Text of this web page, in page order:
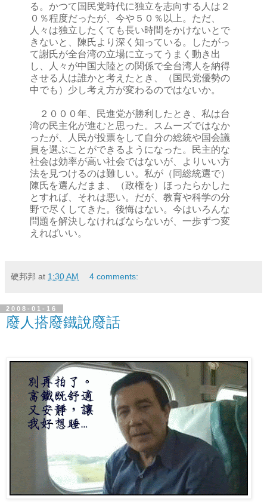
る。かつて国民党時代に独立を志向する人は２
０％程度だったが、今や５０％以上。ただ、
人々は独立したくても長い時間をかけないとで
きないと、陳氏より深く知っている。したがっ
て謝氏が全台湾の立場に立ってうまく動き出
し、人々が中国大陸との関係で全台湾人を納得
させる人は誰かと考えたとき、（国民党優勢の
中でも）少し考え方が変わるのではないか。
２０００年、民進党が勝利したとき、私は台
湾の民主化が進むと思った。スムーズではなか
ったが、人民が投票をして自分の総統や国会議
員を選ぶことができるようになった。民主的な
社会は効率が高い社会ではないが、よりいい方
法を見つけるのは難しい。私が（同総統選で）
陳氏を選んだまま、（政権を）ほったらかした
とすれば、それは悪い。だが、教育や科学の分
野で尽くしてきた。後悔はない。今はいろんな
問題を解決しなければならないが、一歩ずつ変
えればいい。
硬邦邦 at 1:30 AM 4 comments:
2008-01-16
廢人搭廢鐵說廢話